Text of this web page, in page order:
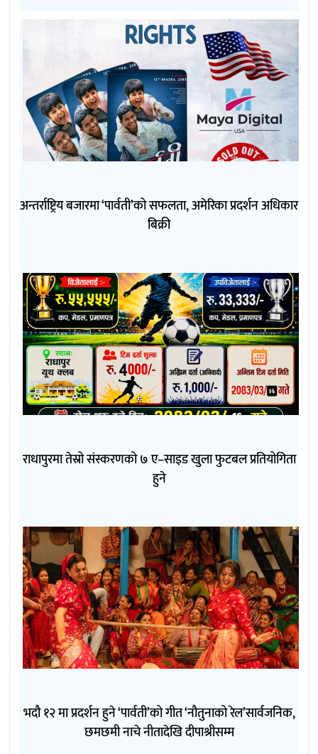
अन्तर्राष्ट्रिय बजारमा ‘पार्वती’को सफलता, अमेरिका प्रदर्शन अधिकार
बिक्री
राधापुरमा तेस्रो संस्करणको ७ ए–साइड खुला फुटबल प्रतियोगिता
हुने
भदौ १२ मा प्रदर्शन हुने ‘पार्वती’को गीत ‘नौतुनाको रेल’सार्वजनिक,
छमछमी नाचे नीतादेखि दीपाश्रीसम्म